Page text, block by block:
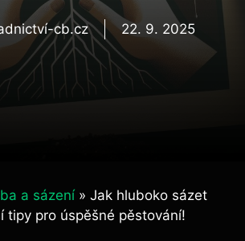
cb.cz 22. 9. 2025
a sázení » Jak hluboko sázet
tipy pro úspěšné pěstování!